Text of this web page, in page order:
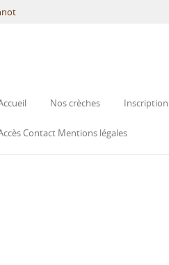
Nos crèches Inscription
Contact Mentions légales